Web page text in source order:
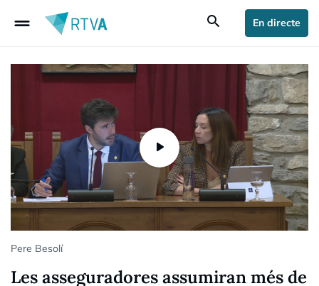
drag_handle search En directe
Pere Besolí
Les asseguradores assumiran més de